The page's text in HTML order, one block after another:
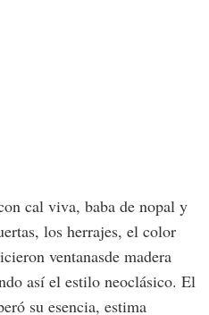
cal viva, baba de nopal y
los herrajes, el color
ventanasde madera
así el estilo neoclásico. El
su esencia, estima